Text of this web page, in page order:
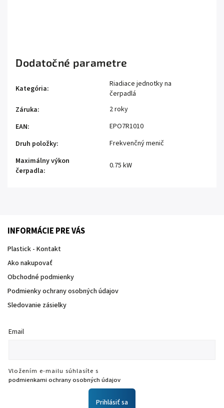
Dodatočné parametre
Kategória:
Riadiace jednotky na
čerpadlá
Záruka:
2 roky
EAN:
EPO7R1010
Druh položky:
Frekvenčný menič
Maximálny výkon
čerpadla:
0.75 kW
INFORMÁCIE PRE VÁS
Plastick - Kontakt
Ako nakupovať
Obchodné podmienky
Podmienky ochrany osobných údajov
Sledovanie zásielky
Email
Vložením e-mailu súhlasíte s
podmienkami ochrany osobných údajov
Prihlásiť sa